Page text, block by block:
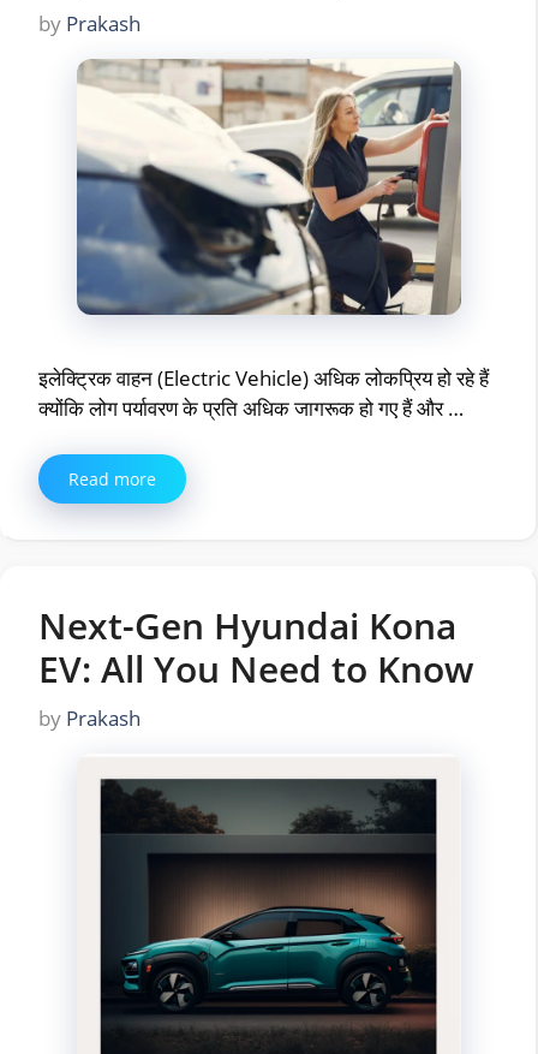
by Prakash
इलेक्ट्रिक वाहन (Electric Vehicle) अधिक लोकप्रिय हो रहे हैं
क्योंकि लोग पर्यावरण के प्रति अधिक जागरूक हो गए हैं और …
Read more
Next-Gen Hyundai Kona
EV: All You Need to Know
by Prakash